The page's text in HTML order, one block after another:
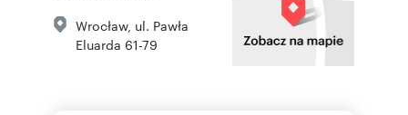
Wrocław, ul. Pawła
Eluarda 61-79